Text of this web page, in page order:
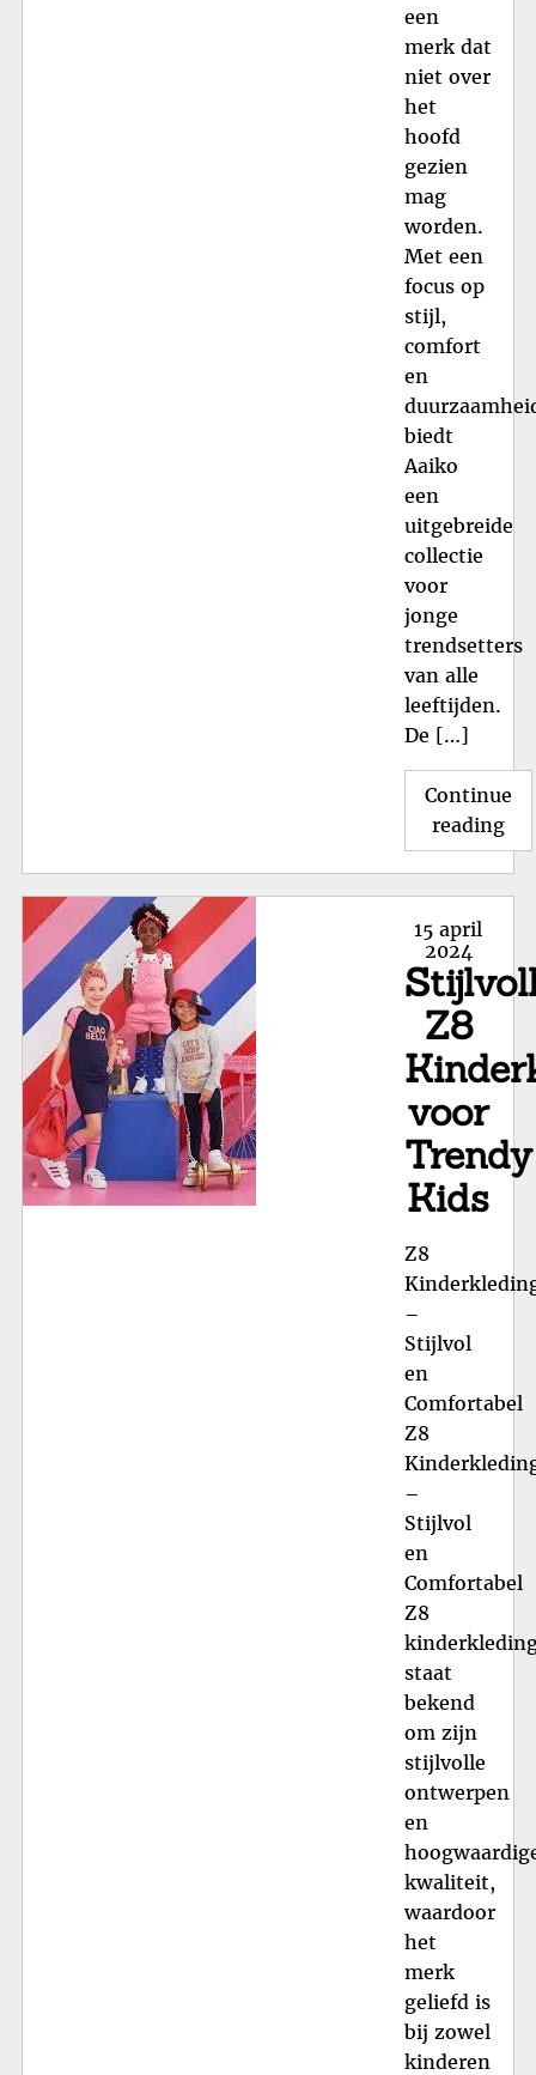
een
merk dat
niet over
het
hoofd
gezien
mag
worden.
Met een
focus op
stijl,
comfort
en
biedt
Aaiko
een
uitgebreide
collectie
voor
jonge
trendsetters
van alle
leeftijden.
De […]
Continue
reading
Posted
on
15 april
2024
Z8
voor
Trendy
Kids
Z8
–
Stijlvol
en
Comfortabel
Z8
–
Stijlvol
en
Comfortabel
Z8
staat
bekend
om zijn
stijlvolle
ontwerpen
en
kwaliteit,
waardoor
het
merk
geliefd is
bij zowel
kinderen